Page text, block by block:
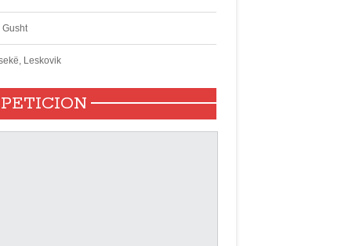
Gusht
Leskovik
PETICION